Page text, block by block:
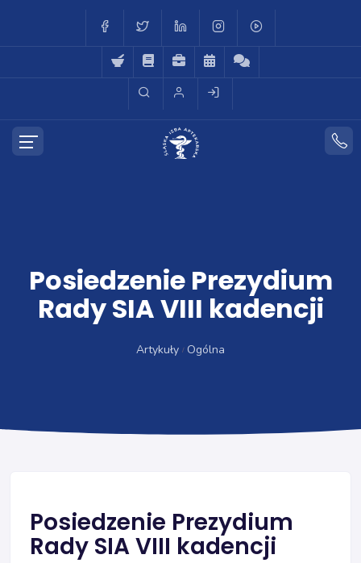
Posiedzenie Prezydium
Rady SIA VIII kadencji
Artykuły Ogólna
Posiedzenie Prezydium
Rady SIA VIII kadencji